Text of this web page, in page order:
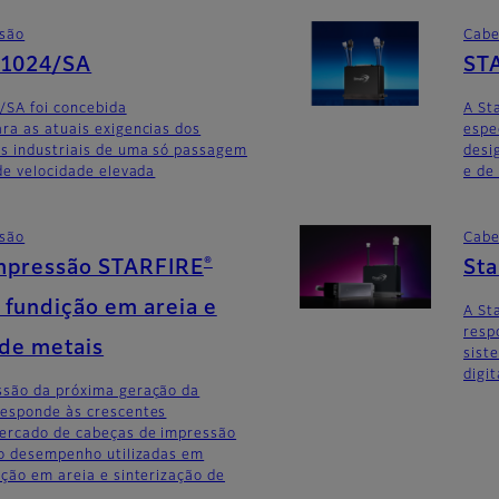
SA
foi concebida
as atuais exigencias dos
industriais de uma só passagem
velocidade elevada
A
e de
STARFIRE®
fundição em areia e
metais
da próxima geração da
às crescentes
de cabeças de impressão
desempenho utilizadas em
em areia e sinterização de
A